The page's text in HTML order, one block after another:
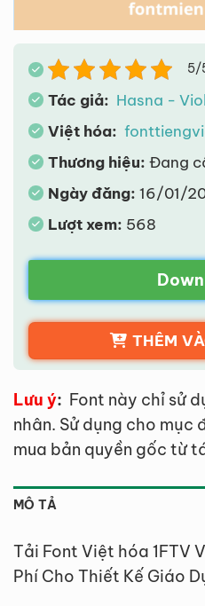
5/
Tác giả: Hasna -
Việt hóa:
Thương hiệu: Đang
Ngày đăng: 16/01/
Lượt xem: 568
THÊM
Lưu ý: Font này chỉ sử
nhân. Sử dụng cho mục
mua bản quyền gốc từ
MÔ TẢ
Tải Font Việt hóa 1FTV
Phí Cho Thiết Kế Giáo